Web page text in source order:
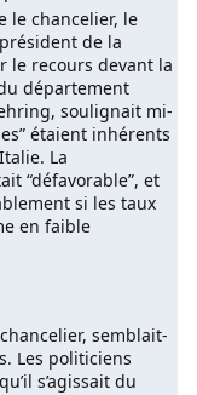
le chancelier, le
de la
le recours devant la
département
soulignait mi-
étaient inhérents
La
“défavorable”, et
si les taux
en faible
semblait-
Les politiciens
s’agissait du